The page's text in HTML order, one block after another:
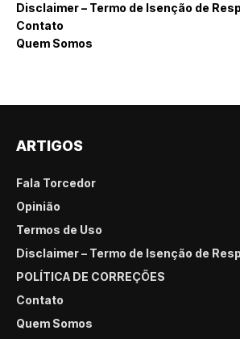
Disclaimer – Termo de Isenção de
Contato
Quem Somos
ARTIGOS
Fala Torcedor
Opinião
Termos de Uso
Disclaimer – Termo de Isenção de
POLÍTICA DE CORREÇÕES
Contato
Quem Somos